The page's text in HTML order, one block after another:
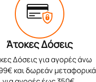
Άτοκες Δόσεις
Δόσεις για αγορές άνω
και δωρεάν μεταφορικά